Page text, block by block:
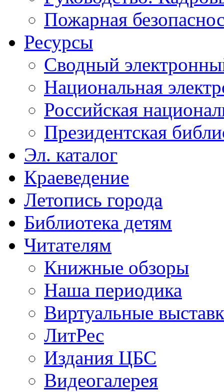
Пожарная
Ресурсы
Сводный
Национальная
Российская
Президентская
Эл. каталог
Краеведение
Летопись города
Библиотека детям
Читателям
Книжные обзоры
Наша периодика
Виртуальные
ЛитРес
Издания ЦБС
Видеогалерея